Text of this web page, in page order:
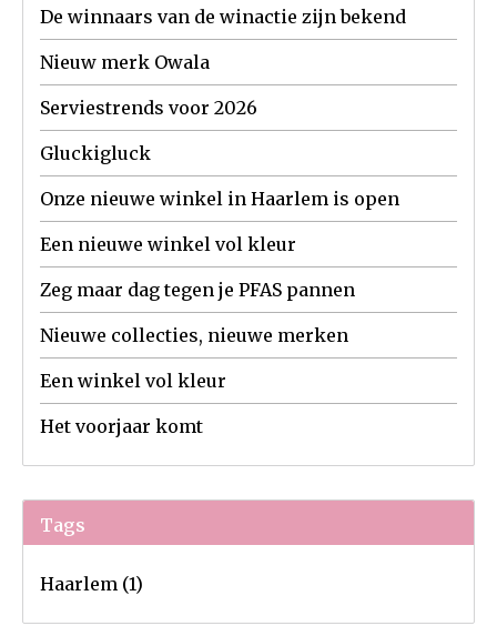
De winnaars van de winactie zijn bekend
Nieuw merk Owala
Serviestrends voor 2026
Gluckigluck
Onze nieuwe winkel in Haarlem is open
Een nieuwe winkel vol kleur
Zeg maar dag tegen je PFAS pannen
Nieuwe collecties, nieuwe merken
Een winkel vol kleur
Het voorjaar komt
Tags
Haarlem (1)